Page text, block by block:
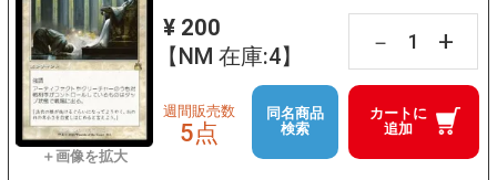
¥ 200
【NM 在庫:4】
－ +
カートに
追加
週間販売数
5点
同名商品
検索